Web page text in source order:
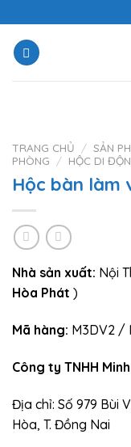
content
TRANG CHỦ / SẢN
PHÒNG / HỘC DI
Hộc bàn làm
Nhà sản xuất: Nội
Hòa Phát )
Mã hàng: M3DV2 /
Công ty TNHH
Địa chỉ: Số 979 Bùi
Hòa, T. Đồng Nai